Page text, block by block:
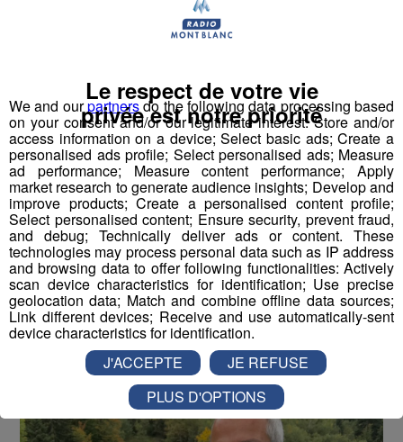
Testé Approuvé | Faites du Saut à
l'élastique... en vélo avec Jessica !
Publié par La rédaction Montblanclive-27 juin 2018 à 10h00
-Mis à jour le 16 août 2018 à 15h34
Le Magazine Radio Mont Blanc
Animation
La Matinale des Super Lève-Tôt
Découverte
We and ourpartnersdo the following data processing based
on your consent and/or our legitimate interest: Store and/or
access information on a device; Select basic ads; Create a
personalised ads profile; Select personalised ads; Measure
ad performance; Measure content performance; Apply
market research to generate audience insights; Develop and
improve products; Create a personalised content profile;
Select personalised content; Ensure security, prevent fraud,
and debug; Technically deliver ads or content. These
technologies may process personal data such as IP address
and browsing data to offer following functionalities: Actively
scan device characteristics for identification; Use precise
geolocation data; Match and combine offline data sources;
Link different devices; Receive and use automatically-sent
device characteristics for identification.
Le respect de votre vie
privée est notre priorité
J'ACCEPTE
JE REFUSE
PLUS D'OPTIONS